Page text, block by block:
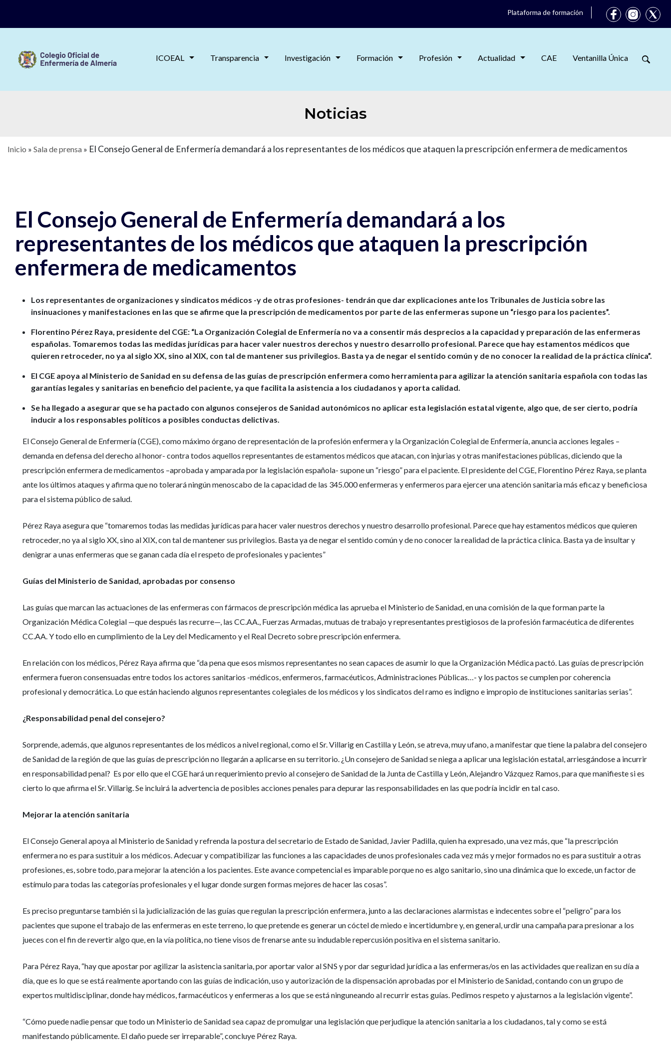
Plataforma de formación
ICOEAL Transparencia Investigación Formación Profesión Actualidad CAE Ventanilla Única
Noticias
Inicio » Sala de prensa » El Consejo General de Enfermería demandará a los representantes de los médicos que ataquen la prescripción enfermera de medicamentos
El Consejo General de Enfermería demandará a los
representantes de los médicos que ataquen la prescripción
enfermera de medicamentos
Los representantes de organizaciones y sindicatos médicos -y de otras profesiones- tendrán que dar explicaciones ante los Tribunales de Justicia sobre las
insinuaciones y manifestaciones en las que se afirme que la prescripción de medicamentos por parte de las enfermeras supone un “riesgo para los pacientes”.
Florentino Pérez Raya, presidente del CGE: “La Organización Colegial de Enfermería no va a consentir más desprecios a la capacidad y preparación de las enfermeras
españolas. Tomaremos todas las medidas jurídicas para hacer valer nuestros derechos y nuestro desarrollo profesional. Parece que hay estamentos médicos que
quieren retroceder, no ya al siglo XX, sino al XIX, con tal de mantener sus privilegios. Basta ya de negar el sentido común y de no conocer la realidad de la práctica clínica”.
El CGE apoya al Ministerio de Sanidad en su defensa de las guías de prescripción enfermera como herramienta para agilizar la atención sanitaria española con todas las
garantías legales y sanitarias en beneficio del paciente, ya que facilita la asistencia a los ciudadanos y aporta calidad.
Se ha llegado a asegurar que se ha pactado con algunos consejeros de Sanidad autonómicos no aplicar esta legislación estatal vigente, algo que, de ser cierto, podría
inducir a los responsables políticos a posibles conductas delictivas.
El Consejo General de Enfermería (CGE), como máximo órgano de representación de la profesión enfermera y la Organización Colegial de Enfermería, anuncia acciones legales –
demanda en defensa del derecho al honor- contra todos aquellos representantes de estamentos médicos que atacan, con injurias y otras manifestaciones públicas, diciendo que la
prescripción enfermera de medicamentos –aprobada y amparada por la legislación española- supone un “riesgo” para el paciente. El presidente del CGE, Florentino Pérez Raya, se planta
ante los últimos ataques y afirma que no tolerará ningún menoscabo de la capacidad de las 345.000 enfermeras y enfermeros para ejercer una atención sanitaria más eficaz y beneficiosa
para el sistema público de salud.
Pérez Raya asegura que “tomaremos todas las medidas jurídicas para hacer valer nuestros derechos y nuestro desarrollo profesional. Parece que hay estamentos médicos que quieren
retroceder, no ya al siglo XX, sino al XIX, con tal de mantener sus privilegios. Basta ya de negar el sentido común y de no conocer la realidad de la práctica clínica. Basta ya de insultar y
denigrar a unas enfermeras que se ganan cada día el respeto de profesionales y pacientes”
Guías del Ministerio de Sanidad, aprobadas por consenso
Las guías que marcan las actuaciones de las enfermeras con fármacos de prescripción médica las aprueba el Ministerio de Sanidad, en una comisión de la que forman parte la
Organización Médica Colegial —que después las recurre—, las CC.AA., Fuerzas Armadas, mutuas de trabajo y representantes prestigiosos de la profesión farmacéutica de diferentes
CC.AA. Y todo ello en cumplimiento de la Ley del Medicamento y el Real Decreto sobre prescripción enfermera.
En relación con los médicos, Pérez Raya afirma que “da pena que esos mismos representantes no sean capaces de asumir lo que la Organización Médica pactó. Las guías de prescripción
enfermera fueron consensuadas entre todos los actores sanitarios -médicos, enfermeros, farmacéuticos, Administraciones Públicas…- y los pactos se cumplen por coherencia
profesional y democrática. Lo que están haciendo algunos representantes colegiales de los médicos y los sindicatos del ramo es indigno e impropio de instituciones sanitarias serias”.
¿Responsabilidad penal del consejero?
Sorprende, además, que algunos representantes de los médicos a nivel regional, como el Sr. Villarig en Castilla y León, se atreva, muy ufano, a manifestar que tiene la palabra del consejero
de Sanidad de la región de que las guías de prescripción no llegarán a aplicarse en su territorio. ¿Un consejero de Sanidad se niega a aplicar una legislación estatal, arriesgándose a incurrir
en responsabilidad penal? Es por ello que el CGE hará un requerimiento previo al consejero de Sanidad de la Junta de Castilla y León, Alejandro Vázquez Ramos, para que manifieste si es
cierto lo que afirma el Sr. Villarig. Se incluirá la advertencia de posibles acciones penales para depurar las responsabilidades en las que podría incidir en tal caso.
Mejorar la atención sanitaria
El Consejo General apoya al Ministerio de Sanidad y refrenda la postura del secretario de Estado de Sanidad, Javier Padilla, quien ha expresado, una vez más, que “la prescripción
enfermera no es para sustituir a los médicos. Adecuar y compatibilizar las funciones a las capacidades de unos profesionales cada vez más y mejor formados no es para sustituir a otras
profesiones, es, sobre todo, para mejorar la atención a los pacientes. Este avance competencial es imparable porque no es algo sanitario, sino una dinámica que lo excede, un factor de
estímulo para todas las categorías profesionales y el lugar donde surgen formas mejores de hacer las cosas”.
Es preciso preguntarse también si la judicialización de las guías que regulan la prescripción enfermera, junto a las declaraciones alarmistas e indecentes sobre el “peligro” para los
pacientes que supone el trabajo de las enfermeras en este terreno, lo que pretende es generar un cóctel de miedo e incertidumbre y, en general, urdir una campaña para presionar a los
jueces con el fin de revertir algo que, en la vía política, no tiene visos de frenarse ante su indudable repercusión positiva en el sistema sanitario.
Para Pérez Raya, “hay que apostar por agilizar la asistencia sanitaria, por aportar valor al SNS y por dar seguridad jurídica a las enfermeras/os en las actividades que realizan en su día a
día, que es lo que se está realmente aportando con las guías de indicación, uso y autorización de la dispensación aprobadas por el Ministerio de Sanidad, contando con un grupo de
expertos multidisciplinar, donde hay médicos, farmacéuticos y enfermeras a los que se está ninguneando al recurrir estas guías. Pedimos respeto y ajustarnos a la legislación vigente”.
“Cómo puede nadie pensar que todo un Ministerio de Sanidad sea capaz de promulgar una legislación que perjudique la atención sanitaria a los ciudadanos, tal y como se está
manifestando públicamente. El daño puede ser irreparable”, concluye Pérez Raya.